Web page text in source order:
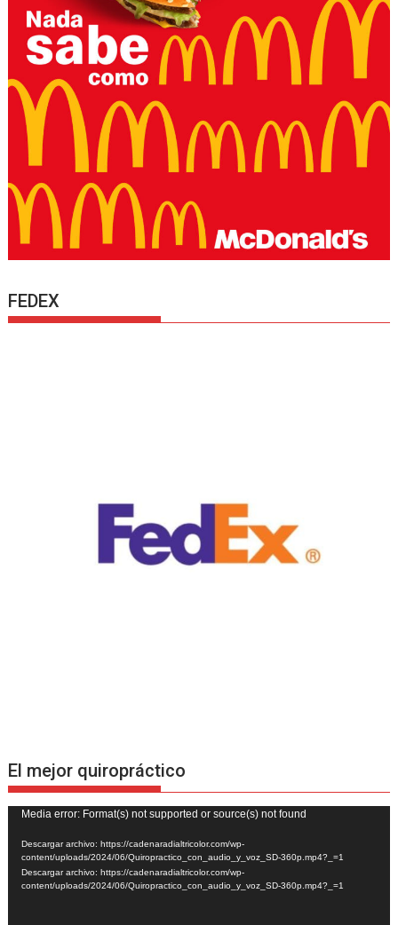
FEDEX
El mejor quiropráctico
Reproductor
de
vídeo
Media error: Format(s) not supported or source(s) not found
Descargar archivo: https://cadenaradialtricolor.com/wp-
content/uploads/2024/06/Quiropractico_con_audio_y_voz_SD-360p.mp4?_=1
Descargar archivo: https://cadenaradialtricolor.com/wp-
content/uploads/2024/06/Quiropractico_con_audio_y_voz_SD-360p.mp4?_=1